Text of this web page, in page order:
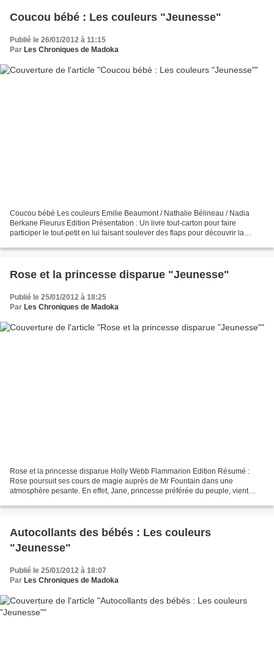
Coucou bébé : Les couleurs "Jeunesse"
Publié le 26/01/2012 à 11:15
Par Les Chroniques de Madoka
Coucou bébé Les couleurs Emilie Beaumont / Nathalie Bélineau / Nadia
Berkane Fleurus Edition Présentation : Un livre tout-carton pour faire
participer le tout-petit en lui faisant soulever des flaps pour découvrir la
Rose et la princesse disparue "Jeunesse"
Publié le 25/01/2012 à 18:25
Par Les Chroniques de Madoka
Rose et la princesse disparue Holly Webb Flammarion Edition Résumé :
Rose poursuit ses cours de magie auprès de Mr Fountain dans une
atmosphère pesante. En effet, Jane, princesse préférée du peuple, vient
Autocollants des bébés : Les couleurs
"Jeunesse"
Publié le 25/01/2012 à 18:07
Par Les Chroniques de Madoka